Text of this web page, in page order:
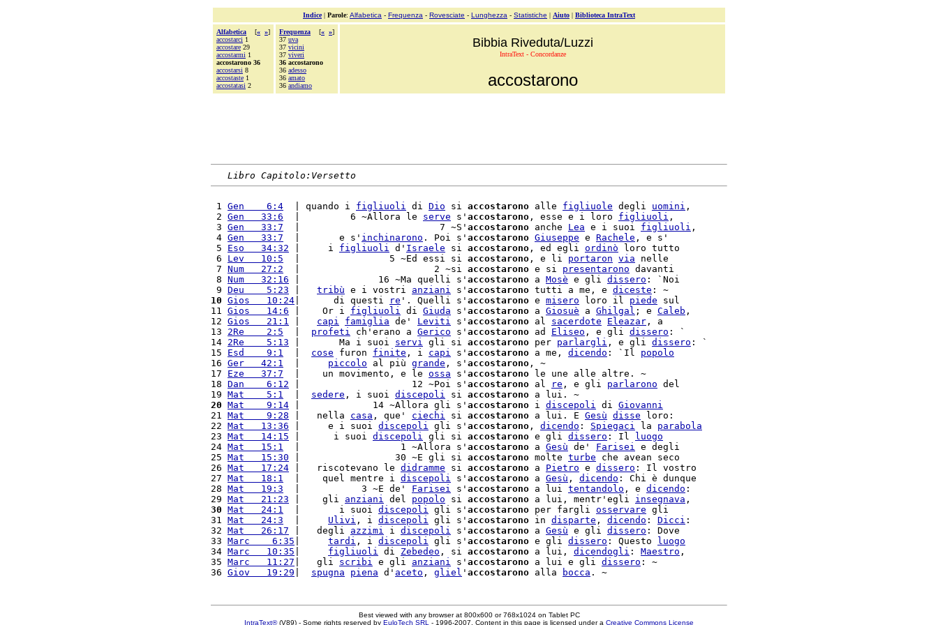
Indice| Parole: Alfabetica - Frequenza - Rovesciate - Lunghezza - Statistiche | Aiuto | Biblioteca IntraText
Alfabetica [« »]
accostarci 1
accostare 29
accostarmi 1
accostarono 36
accostarsi 8
accostaste 1
accostatasi 2
Frequenza [« »]
37 uva
37 vicini
37 viveri
36 accostarono
36 adesso
36 amato
36 andiamo
Bibbia Riveduta/Luzzi
IntraText - Concordanze
accostarono
Libro Capitolo:Versetto
1 Gen    6:4
  | quando i
figliuoli di Dio si accostarono alle figliuole degli uomini ,
2 Gen   33:6
  |         6 ~Allora le
serve s' accostarono , esse e i loro figliuoli ,
3 Gen   33:7
  |                         7 ~S'
accostarono anche Lea e i suoi figliuoli ,
4 Gen   33:7
  |       e s'
inchinarono . Poi s' accostarono Giuseppe e Rachele , e s'
5 Eso   34:32 |     i figliuoli d' Israele si accostarono , ed egli ordinò loro tutto
6 Lev   10:5
  |                5 ~Ed essi si
accostarono , e li portaron via nelle
7 Num   27:2
  |                        2 ~si
accostarono e si presentarono davanti
8 Num   32:16 |              16 ~Ma quelli s' accostarono a Mosè e gli dissero : `Noi
9 Deu    5:23 tribù e i vostri anziani s' accostarono tutti a me, e diceste
10 Gios   10:24 |      di questi re '. Quelli s' accostarono e misero loro il piede sul
11 Gios   14:6 |    Or i figliuoli di Giuda s' accostarono a Giosuè a Ghilgal ; e Caleb ,
12 Gios   21:1 capi famiglia de' Leviti s' accostarono al sacerdote Eleazar , a
13 2Re    2:5 profeti ch'erano a Gerico s' accostarono ad Eliseo , e gli dissero : `
14 2Re    5:13 |       Ma i suoi servi gli si accostarono per parlargli , e gli dissero : `
15 Esd    9:1 cose furon finite , i capi s' accostarono a me, dicendo : `Il popolo
16 Ger   42:1 piccolo al più grande , s' accostarono , ~
17 Eze   37:7
  |    un movimento, e le
ossa s' accostarono le une alle altre. ~
18 Dan    6:12 |                    12 ~Poi s' accostarono al re , e gli parlarono del
19 Mat    5:1 sedere , i suoi discepoli si accostarono
20 Mat    9:14 |             14 ~Allora gli s' accostarono i discepoli di Giovanni
21 Mat    9:28 |   nella casa , que' ciechi si accostarono a lui. E Gesù disse loro:
22 Mat   13:36 |     e i suoi discepoli gli s' accostarono , dicendo : Spiegaci la parabola
23 Mat   14:15 |      i suoi discepoli gli si accostarono e gli dissero : Il
luogo
24 Mat   15:1
  |                  1 ~Allora s'
accostarono a Gesù de' Farisei e degli
25 Mat   15:30 |                 30 ~E gli si accostarono molte turbe che avean seco
26 Mat   17:24 |   riscotevano le didramme si accostarono a Pietro e dissero : Il vostro
27 Mat   18:1
  |    quel mentre i
discepoli s' accostarono a Gesù , dicendo : Chi è dunque
28 Mat   19:3
  |           3 ~E de'
Farisei s' accostarono a lui tentandolo , e dicendo :
29 Mat   21:23 |    gli anziani del popolo si accostarono a lui, mentr'egli insegnava
30 Mat   24:1
  |       i suoi
discepoli gli s' accostarono per fargli osservare gli
31 Mat   24:3 Ulivi , i discepoli gli s' accostarono in disparte , dicendo : Dicci :
32 Mat   26:17 |   degli azzimi i discepoli s' accostarono a Gesù e gli dissero : Dove
33 Marc    6:35 tardi , i discepoli gli s' accostarono e gli dissero : Questo
luogo
34 Marc   10:35 figliuoli di Zebedeo , si accostarono a lui, dicendogli : Maestro ,
35 Marc   11:27 |   gli scribi e gli anziani s' accostarono a lui e gli dissero : ~
36 Giov   19:29 spugna piena d' aceto , gliel ' accostarono alla bocca
Best viewed with any browser at 800x600 or 768x1024 on Tablet PC
IntraText®(V89) - Some rights reserved by EuloTech SRL - 1996-2007. Content in this page is licensed under a Creative Commons License